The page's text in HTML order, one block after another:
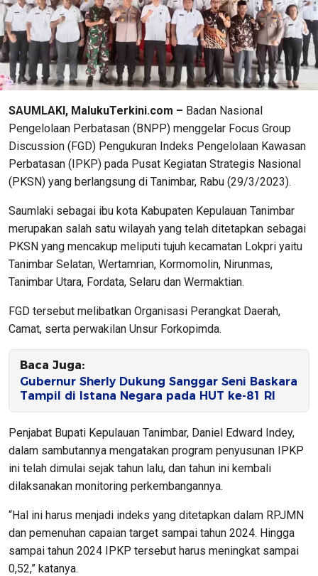
SAUMLAKI, MalukuTerkini.com – Badan Nasional
Pengelolaan Perbatasan (BNPP) menggelar Focus Group
Discussion (FGD) Pengukuran Indeks Pengelolaan Kawasan
Perbatasan (IPKP) pada Pusat Kegiatan Strategis Nasional
(PKSN) yang berlangsung di Tanimbar, Rabu (29/3/2023).
Saumlaki sebagai ibu kota Kabupaten Kepulauan Tanimbar
merupakan salah satu wilayah yang telah ditetapkan sebagai
PKSN yang mencakup meliputi tujuh kecamatan Lokpri yaitu
Tanimbar Selatan, Wertamrian, Kormomolin, Nirunmas,
Tanimbar Utara, Fordata, Selaru dan Wermaktian.
FGD tersebut melibatkan Organisasi Perangkat Daerah,
Camat, serta perwakilan Unsur Forkopimda.
Baca Juga:
Gubernur Sherly Dukung Sanggar Seni Baskara
Tampil di Istana Negara pada HUT ke-81 RI
Penjabat Bupati Kepulauan Tanimbar, Daniel Edward Indey,
dalam sambutannya mengatakan program penyusunan IPKP
ini telah dimulai sejak tahun lalu, dan tahun ini kembali
dilaksanakan monitoring perkembangannya.
“Hal ini harus menjadi indeks yang ditetapkan dalam RPJMN
dan pemenuhan capaian target sampai tahun 2024. Hingga
sampai tahun 2024 IPKP tersebut harus meningkat sampai
0,52,” katanya.